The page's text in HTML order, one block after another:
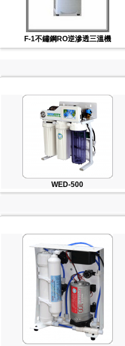
F-1不鏽鋼RO逆滲透三溫機
WED-500